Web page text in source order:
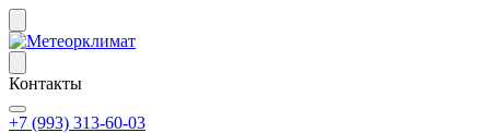
Контакты
+7 (993) 313-60-03